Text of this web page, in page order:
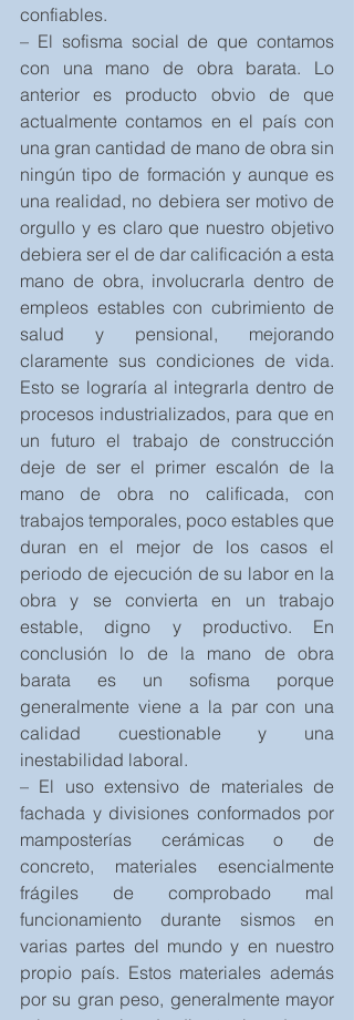
confiables.
– El sofisma social de que contamos
con una mano de obra barata. Lo
anterior es producto obvio de que
actualmente contamos en el país con
una gran cantidad de mano de obra sin
ningún tipo de formación y aunque es
una realidad, no debiera ser motivo de
orgullo y es claro que nuestro objetivo
debiera ser el de dar calificación a esta
mano de obra, involucrarla dentro de
empleos estables con cubrimiento de
salud y pensional, mejorando
claramente sus condiciones de vida.
Esto se lograría al integrarla dentro de
procesos industrializados, para que en
un futuro el trabajo de construcción
deje de ser el primer escalón de la
mano de obra no calificada, con
trabajos temporales, poco estables que
duran en el mejor de los casos el
periodo de ejecución de su labor en la
obra y se convierta en un trabajo
estable, digno y productivo. En
conclusión lo de la mano de obra
barata es un sofisma porque
generalmente viene a la par con una
calidad cuestionable y una
inestabilidad laboral.
– El uso extensivo de materiales de
fachada y divisiones conformados por
mamposterías cerámicas o de
concreto, materiales esencialmente
frágiles de comprobado mal
funcionamiento durante sismos en
varias partes del mundo y en nuestro
propio país. Estos materiales además
por su gran peso, generalmente mayor